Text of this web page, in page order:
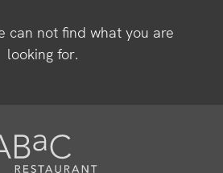
Événements
can not find what you are
looking for.